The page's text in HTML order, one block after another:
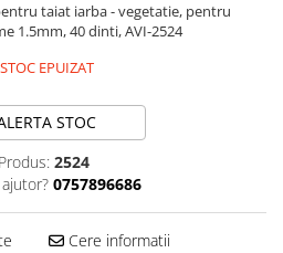
taiat iarba - vegetatie, pentru
1.5mm, 40 dinti, AVI-2524
STOC EPUIZAT
STOC
2524
0757896686
Cere informatii